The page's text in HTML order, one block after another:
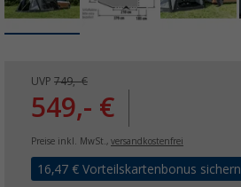
UVP 749,- €
549,- €
Preise inkl. MwSt., versandkostenfrei
16,47 € Vorteilskartenbonus sichern